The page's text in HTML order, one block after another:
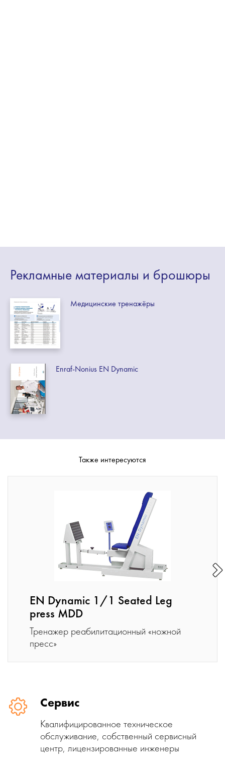
Рекламные материалы и брошюры
Медицинские тренажёры
Enraf-Nonius EN Dynamic
Также интересуются
EN Dynamic 1/1 Seated Leg
press MDD
Тренажер реабилитационный «ножной
пресс»
Сервис
Квалифицированное техническое
обслуживание, собственный сервисный
центр, лицензированные инженеры